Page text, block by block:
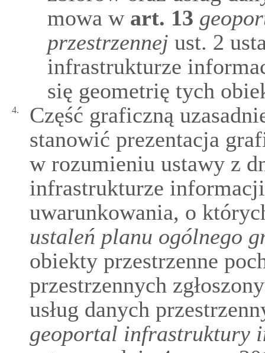
mowa wart. 13
przestrzennej ust. 2
infrastrukturze
się geometrię tych
4.
Część graficzną
stanowić prezentacja
w rozumieniu ustawy z
infrastrukturze
uwarunkowania, o
ustaleń planu ogólnego
obiekty przestrzenne
przestrzennych
usług danych
geoportal infrastruktury